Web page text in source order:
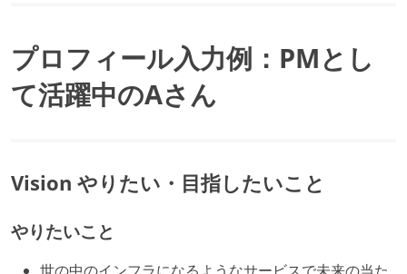
プロフィール入力例：PMとし
て活躍中のAさん
Vision やりたい・目指したいこと
やりたいこと